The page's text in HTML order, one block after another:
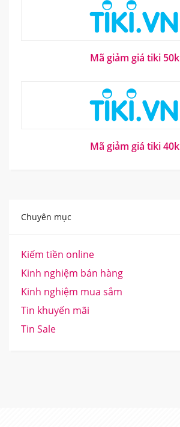
Mã giảm giá tiki 50k
Mã giảm giá tiki 40k
Chuyên mục
Kiếm tiền online
Kinh nghiệm bán hàng
Kinh nghiệm mua sắm
Tin khuyến mãi
Tin Sale